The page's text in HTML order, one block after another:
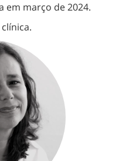
em março de 2024.